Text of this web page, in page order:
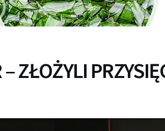
ZŁOŻYLI